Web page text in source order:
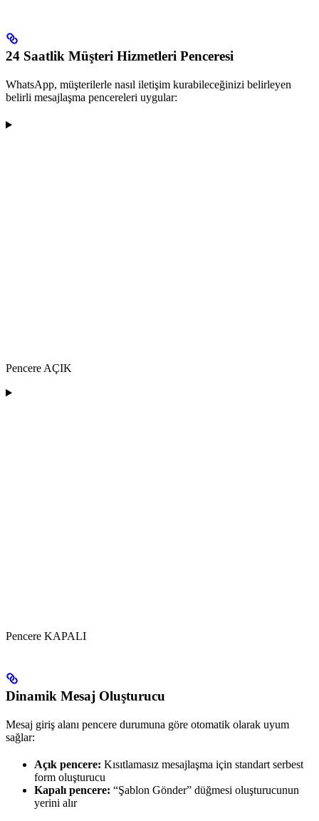
24 Saatlik Müşteri Hizmetleri Penceresi
WhatsApp, müşterilerle nasıl iletişim kurabileceğinizi belirleyen
belirli mesajlaşma pencereleri uygular:
Pencere AÇIK
Pencere KAPALI
Dinamik Mesaj Oluşturucu
Mesaj giriş alanı pencere durumuna göre otomatik olarak uyum
sağlar:
Açık pencere: Kısıtlamasız mesajlaşma için standart serbest
form oluşturucu
Kapalı pencere: “Şablon Gönder” düğmesi oluşturucunun
yerini alır